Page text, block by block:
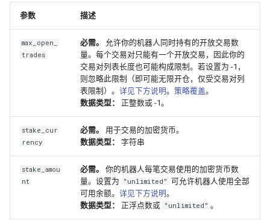
参数 描述
max_open_
trades
必需。
允许你的机器人同时持有的开放交易数
量。每个交易对只能有一个开放交易，因此你的
交易对列表长度也可能构成限制。若设置为 -1，
则忽略此限制（即可能无限开仓，仅受交易对列
表限制）。 详见下方说明。 策略覆盖。
数据类型：
正整数或 -1。
stake_cur
rency
必需。
用于交易的加密货币。
数据类型：
字符串
stake_amou
nt
必需。
你的机器人每笔交易使用的加密货币数
量。设置为
"unlimited" 可允许机器人使用全部
可用余额。 详见下方说明。
数据类型：
正浮点数或 "unlimited" 。